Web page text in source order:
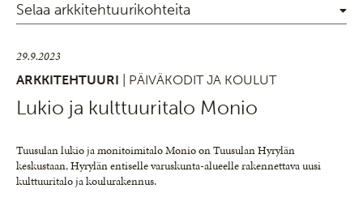
Selaa arkkitehtuurikohteita
29.9.2023
ARKKITEHTUURI
| PÄIVÄKODIT JA KOULUT
Lukio ja kulttuuritalo Monio
Tuusulan lukio ja monitoimitalo Monio on Tuusulan Hyrylän
keskustaan, Hyrylän entiselle varuskunta-alueelle rakennettava uusi
kulttuuritalo ja koulurakennus.